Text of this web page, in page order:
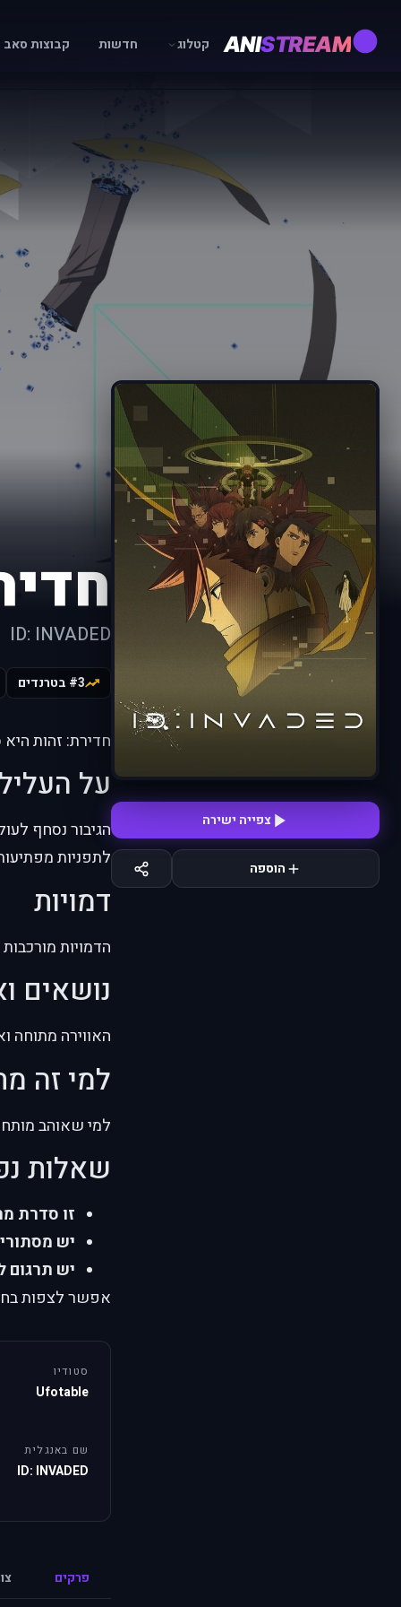
ANISTREAM קטלוג חדשות קבוצות סאב
צפייה ישירה
הוספה
ID: INVADED
#3 בטרנדים
חדירת: זהות
על
הגיבור נסחף
לתפניות
דמויות
הדמויות
נושאים
האווירה מתוחה
למי זה
למי שאוהב
שאלות
זו סדרת
יש
יש תרגום
אפשר לצפות
סטודיו
Ufotable
שם באנגלית
ID: INVADED
פרקים